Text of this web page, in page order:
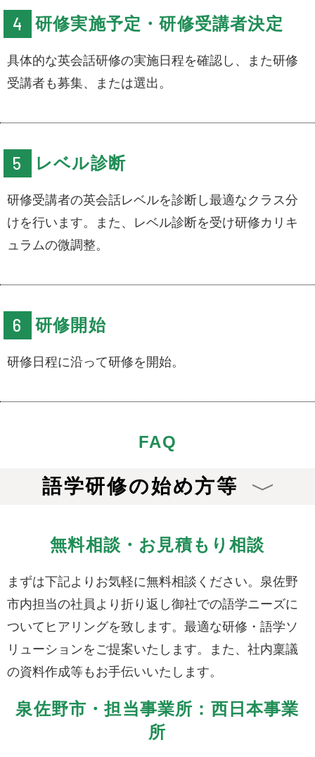
研修実施予定・研修受講者決定
具体的な英会話研修の実施日程を確認し、また研修
受講者も募集、または選出。
レベル診断
研修受講者の英会話レベルを診断し最適なクラス分
けを行います。また、レベル診断を受け研修カリキ
ュラムの微調整。
研修開始
研修日程に沿って研修を開始。
FAQ
語学研修の始め方等
無料相談・お見積もり相談
まずは下記よりお気軽に無料相談ください。泉佐野
市内担当の社員より折り返し御社での語学ニーズに
ついてヒアリングを致します。最適な研修・語学ソ
リューションをご提案いたします。また、社内稟議
の資料作成等もお手伝いいたします。
泉佐野市・担当事業所：西日本事業
所